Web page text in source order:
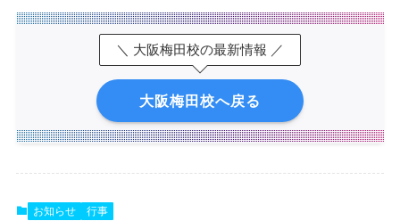
＼ 大阪梅田校の最新情報 ／
大阪梅田校へ戻る
お知らせ 行事